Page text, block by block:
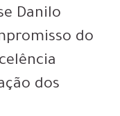
Danilo
do
dos